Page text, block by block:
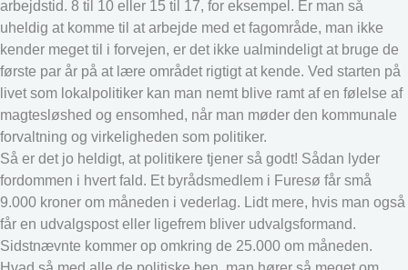
arbejdstid. 8 til 10 eller 15 til 17, for eksempel. Er man så
uheldig at komme til at arbejde med et fagområde, man ikke
kender meget til i forvejen, er det ikke ualmindeligt at bruge de
første par år på at lære området rigtigt at kende. Ved starten på
livet som lokalpolitiker kan man nemt blive ramt af en følelse af
magtesløshed og ensomhed, når man møder den kommunale
forvaltning og virkeligheden som politiker.
Så er det jo heldigt, at politikere tjener så godt! Sådan lyder
fordommen i hvert fald. Et byrådsmedlem i Furesø får små
9.000 kroner om måneden i vederlag. Lidt mere, hvis man også
får en udvalgspost eller ligefrem bliver udvalgsformand.
Sidstnævnte kommer op omkring de 25.000 om måneden.